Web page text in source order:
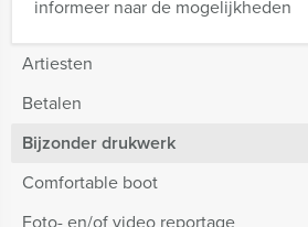
informeer naar de mogelijkheden
Artiesten
Betalen
Bijzonder drukwerk
Comfortable boot